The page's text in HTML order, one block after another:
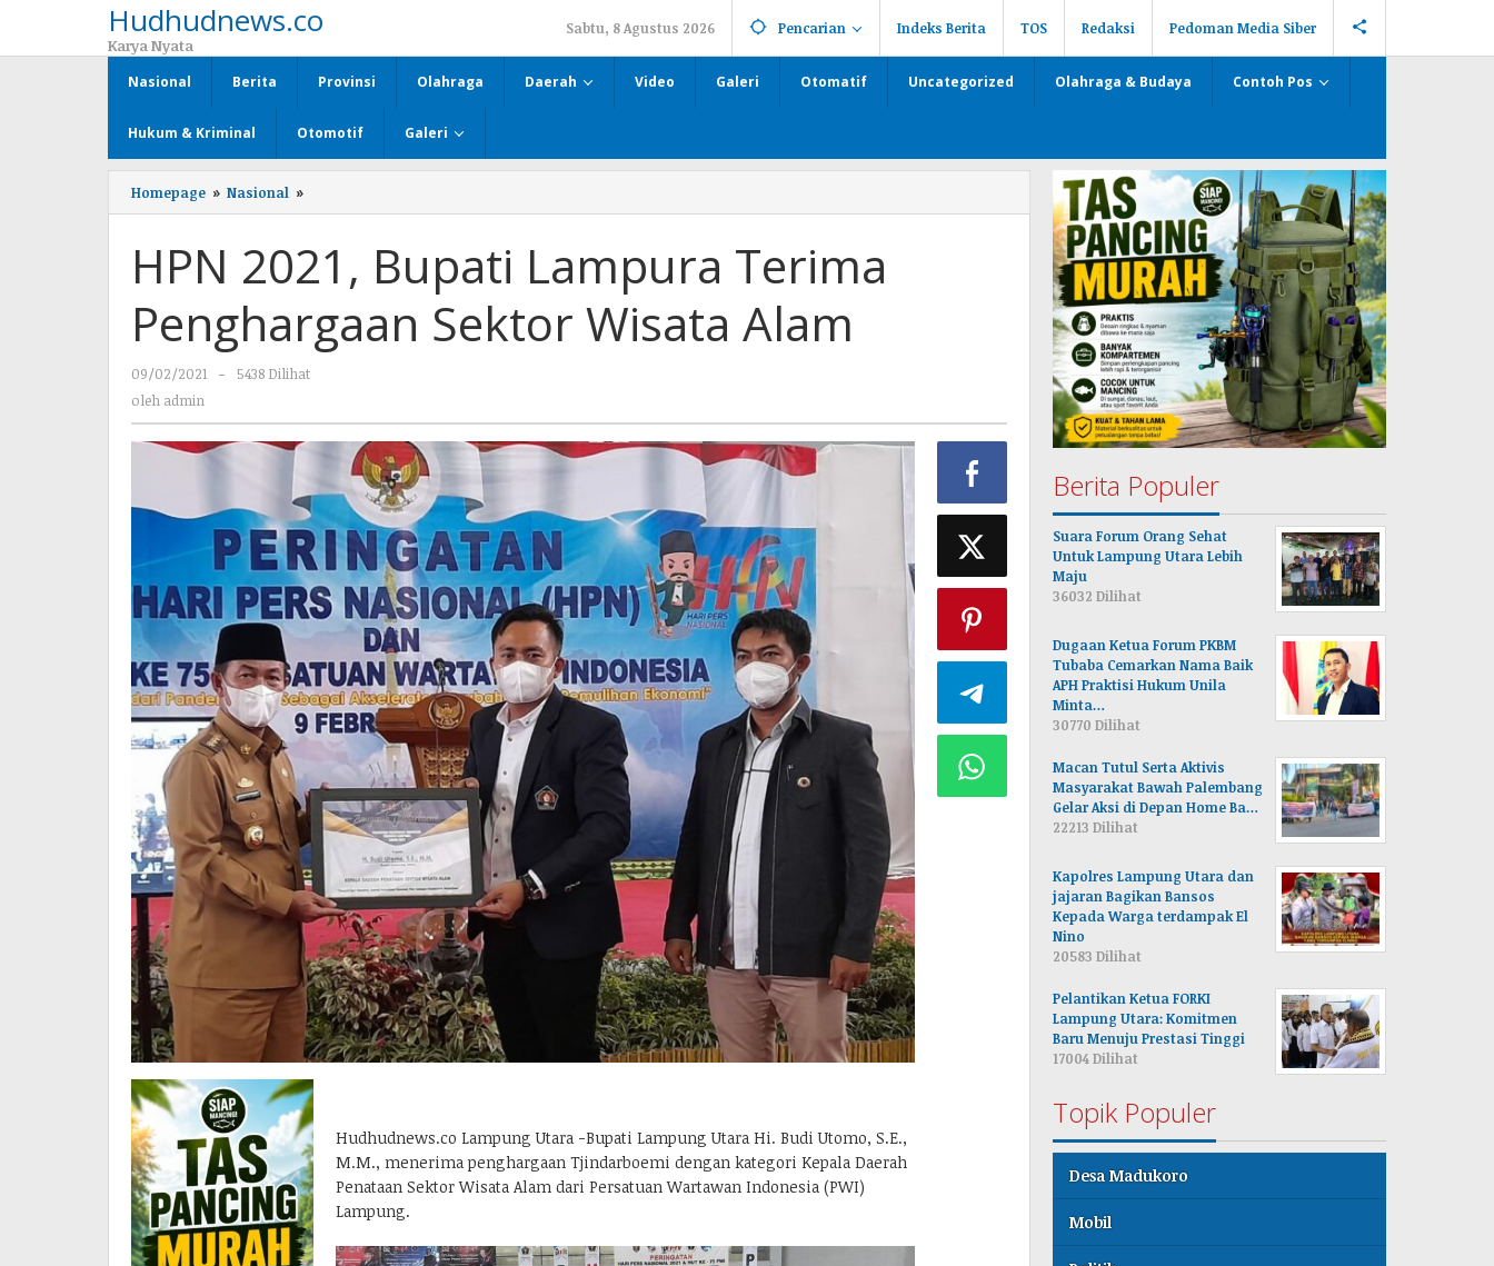
Hudhudnews.co
Karya Nyata
Sabtu, 8 Agustus 2026 Pencarian Indeks Berita TOS Redaksi Pedoman Media Siber
Nasional Berita Provinsi Olahraga Daerah Video Galeri Otomatif Uncategorized Olahraga & Budaya Contoh Pos
Hukum & Kriminal Otomotif Galeri
Homepage » Nasional »
2021,
Lampura
Terima
Penghargaan
Sektor
Wisata
Alam
HPN 2021, Bupati Lampura Terima
Penghargaan Sektor Wisata Alam
09/02/2021
oleh
-
5438 Dilihat
oleh admin
Hudhudnews.co Lampung Utara -Bupati Lampung Utara Hi. Budi Utomo, S.E.,
M.M., menerima penghargaan Tjindarboemi dengan kategori Kepala Daerah
Penataan Sektor Wisata Alam dari Persatuan Wartawan Indonesia (PWI)
Lampung.
Berita Populer
Suara Forum Orang Sehat
Untuk Lampung Utara Lebih
Maju
36032 Dilihat
Dugaan Ketua Forum PKBM
Tubaba Cemarkan Nama Baik
APH Praktisi Hukum Unila
Minta…
30770 Dilihat
Macan Tutul Serta Aktivis
Masyarakat Bawah Palembang
Gelar Aksi di Depan Home Ba…
22213 Dilihat
Kapolres Lampung Utara dan
jajaran Bagikan Bansos
Kepada Warga terdampak El
Nino
20583 Dilihat
Pelantikan Ketua FORKI
Lampung Utara: Komitmen
Baru Menuju Prestasi Tinggi
17004 Dilihat
Topik Populer
Desa Madukoro
Mobil